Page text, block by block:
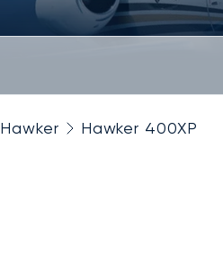
Hawker Hawker 400XP